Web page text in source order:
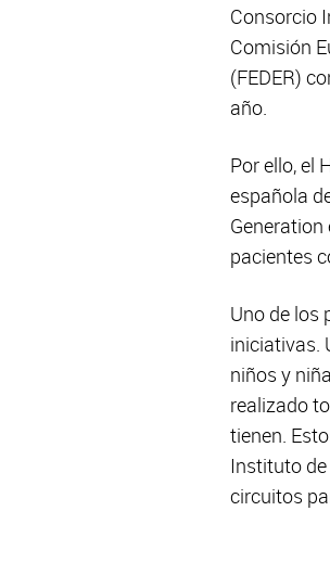
Consorcio
Comisión
(FEDER)
año.
Por ello, el
española
pacientes
Uno de los
iniciativas.
niños y
realizado
tienen.
Instituto de
circuitos